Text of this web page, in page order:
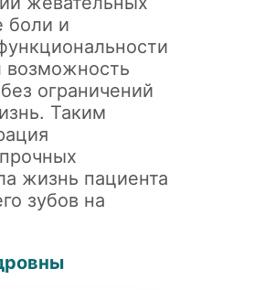
боли и
возможность
ограничений
Таким
жизнь пациента
зубов на